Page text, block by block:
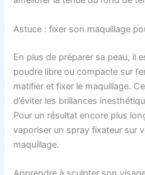
Astuce : fixer son maquillage
En plus de préparer sa peau, il
poudre libre ou compacte sur
matifier et fixer le maquillage.
d’éviter les brillances
Pour un résultat encore plus
vaporiser un spray fixateur sur
maquillage.